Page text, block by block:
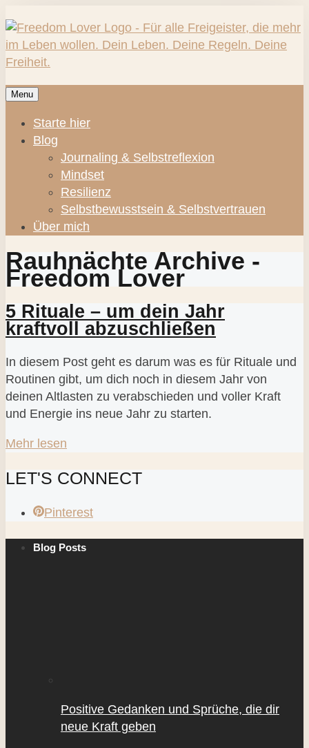
Menu
Starte hier
Blog
Journaling & Selbstreflexion
Mindset
Resilienz
Selbstbewusstsein & Selbstvertrauen
Über mich
Rauhnächte Archive -
Freedom Lover
5 Rituale – um dein Jahr
kraftvoll abzuschließen
In diesem Post geht es darum was es für Rituale und
Routinen gibt, um dich noch in diesem Jahr von
deinen Altlasten zu verabschieden und voller Kraft
und Energie ins neue Jahr zu starten.
Mehr lesen
LET'S CONNECT
Pinterest
Blog Posts
Positive Gedanken und Sprüche, die dir
neue Kraft geben